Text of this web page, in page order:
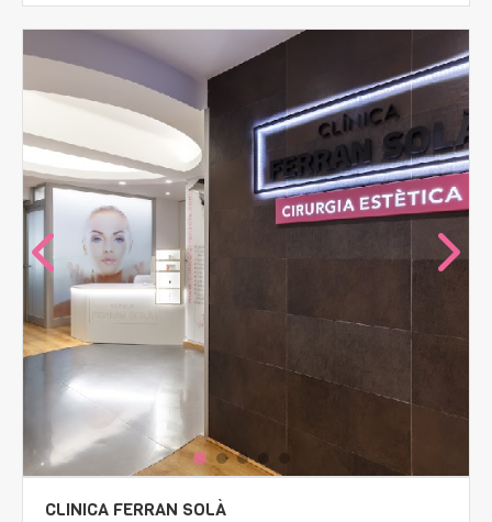
CLINICA FERRAN SOLÀ